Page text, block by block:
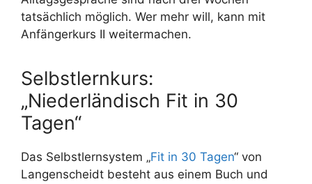
tatsächlich möglich. Wer mehr will, kann mit
Anfängerkurs II weitermachen.
Selbstlernkurs:
„Niederländisch Fit in 30
Tagen“
Das Selbstlernsystem „Fit in 30 Tagen“ von
Langenscheidt besteht aus einem Buch und